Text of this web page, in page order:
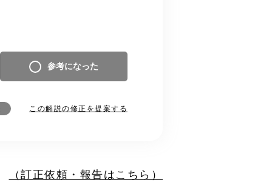
参考になった
この解説の修正を提案する
（訂正依頼・報告はこちら）